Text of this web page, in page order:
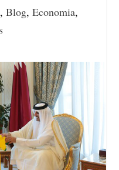
, Blog, Economia,